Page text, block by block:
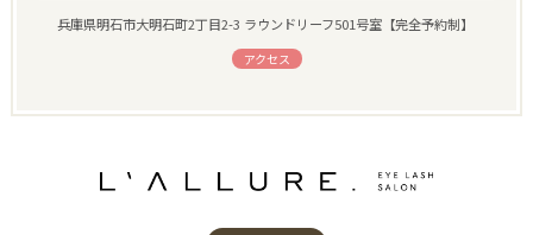
兵庫県明石市大明石町2丁目2-3 ラウンドリーフ501号室【完全予約制】
アクセス